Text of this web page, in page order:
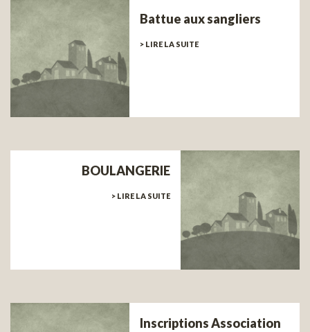
Battue aux sangliers
> LIRE LA SUITE
BOULANGERIE
> LIRE LA SUITE
Inscriptions Association